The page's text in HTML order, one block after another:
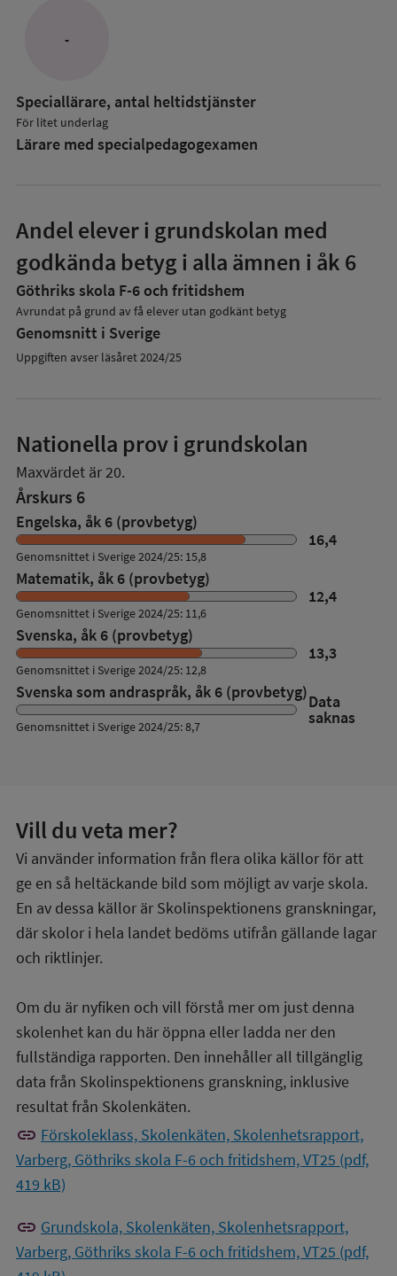
-
Speciallärare, antal heltidstjänster
För litet underlag
Lärare med specialpedagog­examen
Andel elever i grundskolan med
godkända betyg i alla ämnen i åk 6
Göthriks skola F-6 och fritidshem
Avrundat på grund av få elever utan godkänt betyg
Genomsnitt i Sverige
Uppgiften avser läsåret 2024/25
Nationella prov i grundskolan
Maxvärdet är 20.
Årskurs 6
Engelska, åk 6 (provbetyg)
16,4
Genomsnittet i Sverige 2024/25: 15,8
Matematik, åk 6 (provbetyg)
12,4
Genomsnittet i Sverige 2024/25: 11,6
Svenska, åk 6 (provbetyg)
13,3
Genomsnittet i Sverige 2024/25: 12,8
Svenska som andraspråk, åk 6 (provbetyg)Data
saknas
Genomsnittet i Sverige 2024/25: 8,7
Vill du veta mer?
Vi använder information från flera olika källor för att
ge en så heltäckande bild som möjligt av varje skola.
En av dessa källor är Skolinspektionens granskningar,
där skolor i hela landet bedöms utifrån gällande lagar
och riktlinjer.
Om du är nyfiken och vill förstå mer om just denna
skolenhet kan du här öppna eller ladda ner den
fullständiga rapporten. Den innehåller all tillgänglig
data från Skolinspektionens granskning, inklusive
resultat från Skolenkäten.
link Förskoleklass, Skolenkäten, Skolenhetsrapport,
Varberg, Göthriks skola F-6 och fritidshem, VT25 (pdf,
419 kB)
link Grundskola, Skolenkäten, Skolenhetsrapport,
Varberg, Göthriks skola F-6 och fritidshem, VT25 (pdf,